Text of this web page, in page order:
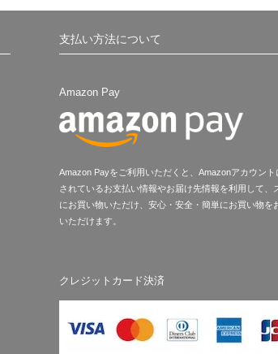
支払い方法について
Amazon Pay
Amazon Payをご利用いただくと、Amazonアカウント
されているお支払い情報やお届け先情報を利用して、
にお買い物いただけ、安心・安全・簡単にお買い物を
いただけます。
クレジットカード決済